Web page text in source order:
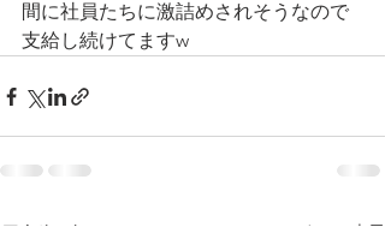
間に社員たちに激詰めされそうなので
支給し続けてますw